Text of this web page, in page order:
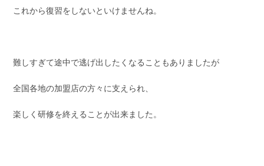
これから復習をしないといけませんね。
難しすぎて途中で逃げ出したくなることもありましたが
全国各地の加盟店の方々に支えられ、
楽しく研修を終えることが出来ました。